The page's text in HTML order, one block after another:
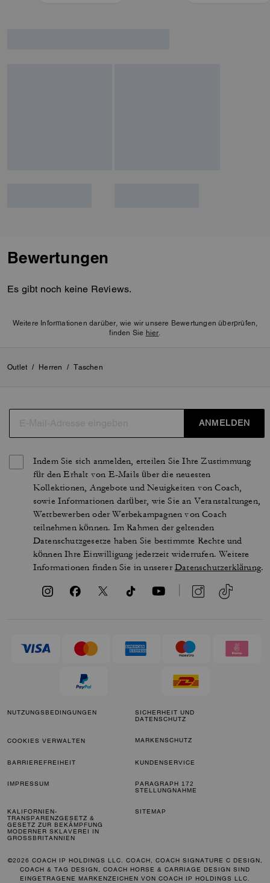
Bewertungen
Es gibt noch keine Reviews.
Weitere Informationen darüber, wie wir unsere Bewertungen überprüfen,
finden Sie hier
Outlet / Herren / Taschen
ANMELDEN
Indem Sie sich anmelden, erteilen Sie Ihre Zustimmung
für den Erhalt von E-Mails über die neuesten
Kollektionen, Angebote und Neuigkeiten von Coach,
sowie Informationen darüber, wie Sie an Veranstaltungen,
Wettbewerben oder Werbekampagnen von Coach
teilnehmen können. Im Rahmen der geltenden
Datenschutzgesetze haben Sie bestimmte Rechte und
können Ihre Einwilligung jederzeit widerrufen. Weitere
Informationen finden Sie in unsererDatenschutzerklärung.
NUTZUNGSBEDINGUNGEN
SICHERHEIT UND
DATENSCHUTZ
COOKIES VERWALTEN MARKENSCHUTZ
BARRIEREFREIHEIT KUNDENSERVICE
IMPRESSUM
PARAGRAPH 172
STELLUNGNAHME
KALIFORNIEN-
TRANSPARENZGESETZ &
GESETZ ZUR BEKÄMPFUNG
MODERNER SKLAVEREI IN
GROSSBRITANNIEN
SITEMAP
©2026 COACH IP HOLDINGS LLC. COACH, COACH SIGNATURE C DESIGN,
COACH & TAG DESIGN, COACH HORSE & CARRIAGE DESIGN SIND
EINGETRAGENE MARKENZEICHEN VON COACH IP HOLDINGS LLC.